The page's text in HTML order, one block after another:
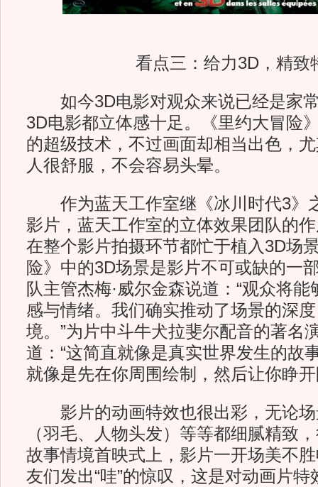
看点三：给力3D，精致
如今3D电影对观众来说已经是家常
3D电影都立体感十足。《里约大冒险
的超级技术，不过画面却相当出色，
人很舒服，不会容易头晕。
作为蓝天工作室继《冰川时代3》
影片，蓝天工作室的立体效果团队的
在整个影片拍摄环节都忙于植入3D场
险》中的3D场景是影片不可或缺的一
队主管杰梅·威尔金森说道：“观众将
感与情绪。我们确实推动了场景的深
境。”为片中斗牛犬拉斐尔配音的著名
道：“这简直就像是真实世界发生的故
就像是先在你周围绘制，然后让你睁
影片的动画特效也很出彩，无论场
（羽毛、人物头发）等等都细腻精致
故事情境首映式上，影片一开场美不
友们发出“哇”的惊叹，这是对动画片